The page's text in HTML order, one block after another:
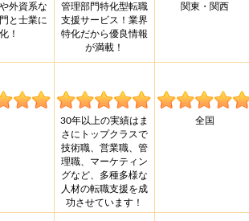
外資系な
と士業に
！
管理部門特化型転職
支援サービス！業界
特化だから優良情報
が満載！
関東・関西
30年以上の実績はま
さにトップクラスで
技術職、営業職、管
理職、マーケティン
グなど、多種多様な
人材の転職支援を成
功させています！
全国